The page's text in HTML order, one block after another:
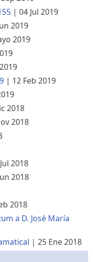
| 04 Jul 2019
2019
2019
| 12 Feb 2019
2018
2018
2018
2018
2018
a D. José María
| 25 Ene 2018